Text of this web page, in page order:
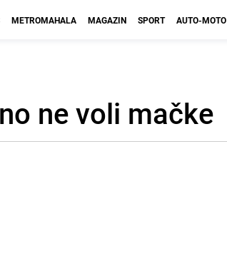
METROMAHALA MAGAZIN SPORT AUTO-MOTO
ne voli mačke